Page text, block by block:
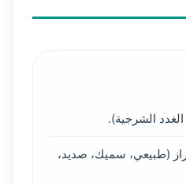
الشرجية).
(طبيعي، سميك، صديد،